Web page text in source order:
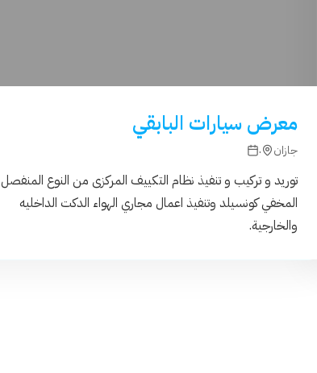
معرض سيارات البابقي
جازان
.
توريد و تركيب و تنفيذ نظام التكييف المركزى من النوع المنفصل
المخفي كونسيلد وتنفيذ اعمال مجاري الهواء الدكت الداخليه
والخارجية.